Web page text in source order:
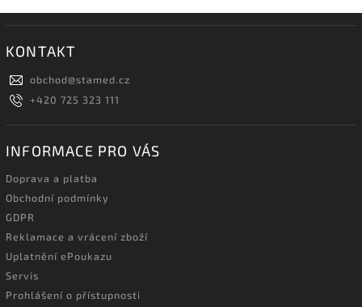
KONTAKT
obchod@stamed.cz
+420 725 323 111
INFORMACE PRO VÁS
Doprava a platba
Obchodní podmínky
GDPR
Reklamace a vrácení zboží
Uplatnění ePoukazu
Servis
Prohlášení o přístupnosti